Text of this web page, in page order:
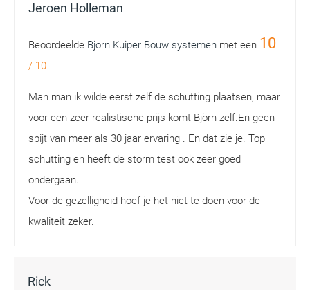
Jeroen Holleman
Beoordeelde Bjorn Kuiper Bouw systemen met een 10
/ 10
Man man ik wilde eerst zelf de schutting plaatsen, maar
voor een zeer realistische prijs komt Björn zelf.En geen
spijt van meer als 30 jaar ervaring . En dat zie je. Top
schutting en heeft de storm test ook zeer goed
ondergaan.
Voor de gezelligheid hoef je het niet te doen voor de
kwaliteit zeker.
Rick